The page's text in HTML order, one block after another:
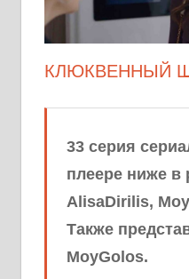
КЛЮКВЕННЫЙ
33 серия
плеере ниже в
AlisaDirilis,
Также
MoyGolos.